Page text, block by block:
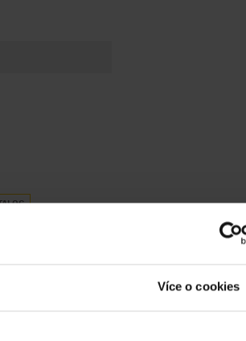
Více o cookies
PŘÍBĚZÍCH